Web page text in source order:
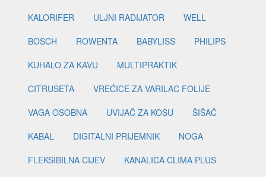
KALORIFER
ULJNI RADIJATOR
WELL
BOSCH
ROWENTA BABYLISS
PHILIPS
KUHALO ZA KAVU
MULTIPRAKTIK
CITRUSETA
VREĆICE ZA VARILAC FOLIJE
VAGA OSOBNA
UVIJAČ ZA KOSU
ŠIŠAČ
KABAL
DIGITALNI PRIJEMNIK
NOGA
FLEKSIBILNA CIJEV
KANALICA CLIMA PLUS